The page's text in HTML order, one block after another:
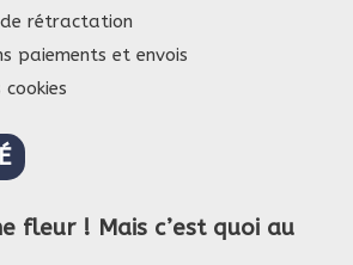
rétractation
paiements et envois
fleur ! Mais c’est quoi au